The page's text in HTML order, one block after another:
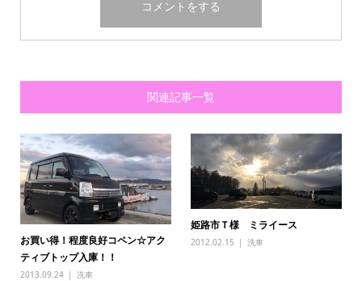
関連記事一覧
お買い得！程度良好コペン☆アク
ティブトップ入庫！！
2013.09.24 洗車
姫路市Ｔ様 ミライース
2012.02.15 洗車